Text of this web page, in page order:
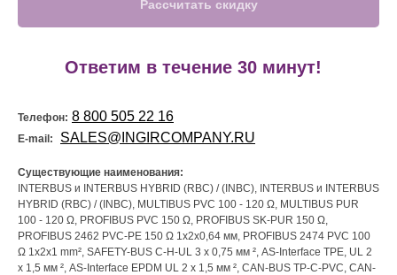
Рассчитать скидку
Ответим в течение 30 минут!
Телефон: 8 800 505 22 16
E-mail: SALES@INGIRCOMPANY.RU
Существующие наименования:
INTERBUS и INTERBUS HYBRID (RBC) / (INBC), INTERBUS и INTERBUS
HYBRID (RBC) / (INBC), MULTIBUS PVC 100 - 120 Ω, ​MULTIBUS PUR
100 - 120 Ω, ​PROFIBUS PVC 150 Ω, ​PROFIBUS SK-PUR 150 Ω, ​
PROFIBUS 2462 PVC-PE 150 Ω 1x2x0,64 мм, PROFIBUS 2474 PVC 100
Ω 1x2x1 mm², ​SAFETY-BUS C-H-UL 3 x 0,75 мм ², AS-Interface TPE, UL 2
x 1,5 мм ², AS-Interface EPDM UL 2 x 1,5 мм ², CAN-BUS TP-C-PVC, CAN-